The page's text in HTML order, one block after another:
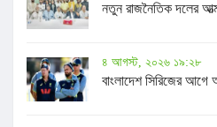
নতুন রাজনৈতিক দলের
৪ আগস্ট, ২০২৬ ১৯:২৮
বাংলাদেশ সিরিজের আগে